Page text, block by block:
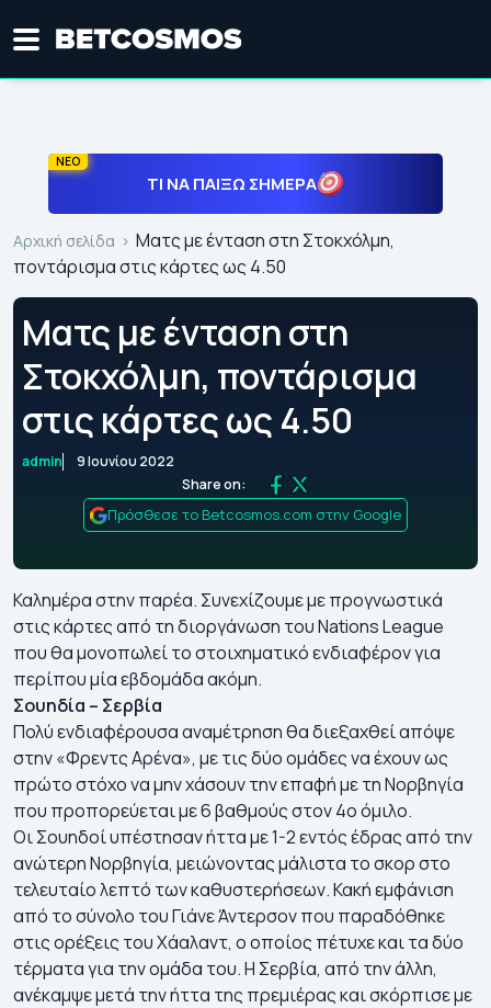
ΝΕΟ
ΤΙ ΝΑ ΠΑΊΞΩ ΣΉΜΕΡΑ
Αρχική σελίδα
Ματς με ένταση στη Στοκχόλμη,
ποντάρισμα στις κάρτες ως 4.50
Ματς με ένταση στη
Στοκχόλμη, ποντάρισμα
στις κάρτες ως 4.50
admin
9 Ιουνίου 2022
Share on:
Πρόσθεσε το Betcosmos.com στην Google
Καλημέρα στην παρέα. Συνεχίζουμε με προγνωστικά
στις κάρτες από τη διοργάνωση του Nations League
που θα μονοπωλεί το στοιχηματικό ενδιαφέρον για
περίπου μία εβδομάδα ακόμη.
Σουηδία – Σερβία
Πολύ ενδιαφέρουσα αναμέτρηση θα διεξαχθεί απόψε
στην «Φρεντς Αρένα», με τις δύο ομάδες να έχουν ως
πρώτο στόχο να μην χάσουν την επαφή με τη Νορβηγία
που προπορεύεται με 6 βαθμούς στον 4ο όμιλο.
Οι Σουηδοί υπέστησαν ήττα με 1-2 εντός έδρας από την
ανώτερη Νορβηγία, μειώνοντας μάλιστα το σκορ στο
τελευταίο λεπτό των καθυστερήσεων. Κακή εμφάνιση
από το σύνολο του Γιάνε Άντερσον που παραδόθηκε
στις ορέξεις του Χάαλαντ, ο οποίος πέτυχε και τα δύο
τέρματα για την ομάδα του. Η Σερβία, από την άλλη,
ανέκαμψε μετά την ήττα της πρεμιέρας και σκόρπισε με